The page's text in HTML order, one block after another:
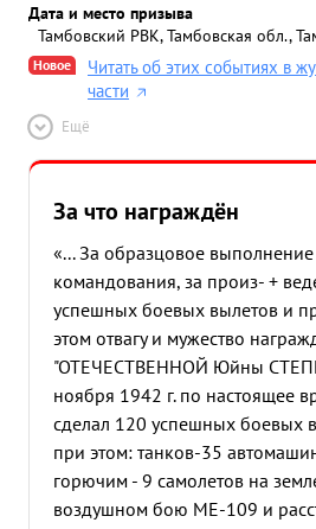
Дата и место призыва
Тамбовский РВК, Тамбовская обл.,
Новое
Читать об этих событиях в
части
Ещё
За что награждён
«... За образцовое
командования, за произ- +
успешных боевых вылетов и
этом отвагу и мужество
"ОТЕЧЕСТВЕННОЙ Юйны
ноября 1942 г. по настоящее
сделал 120 успешных боевых
при этом: танков-35
горючим - 9 самолетов на
воздушном бою МЕ-109 и